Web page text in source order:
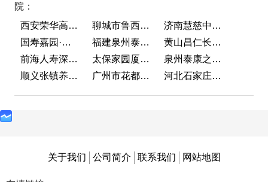
院：
西安荣华高新悦家养老服务有限公司
聊城市鲁西老年护养院
济南慧慈中医康养中心
国寿嘉园·成都乐境
福建泉州泰康之家鲤园
黄山昌仁长者颐养中心
前海人寿深圳幸福之家
太保家园厦门国际颐养社区
泉州泰康之家鲤园
顺义张镇养老照料中心
广州市花都区花山镇敬老院 河北石家庄泰康之家冀园
关于我们 公司简介 联系我们 网站地图